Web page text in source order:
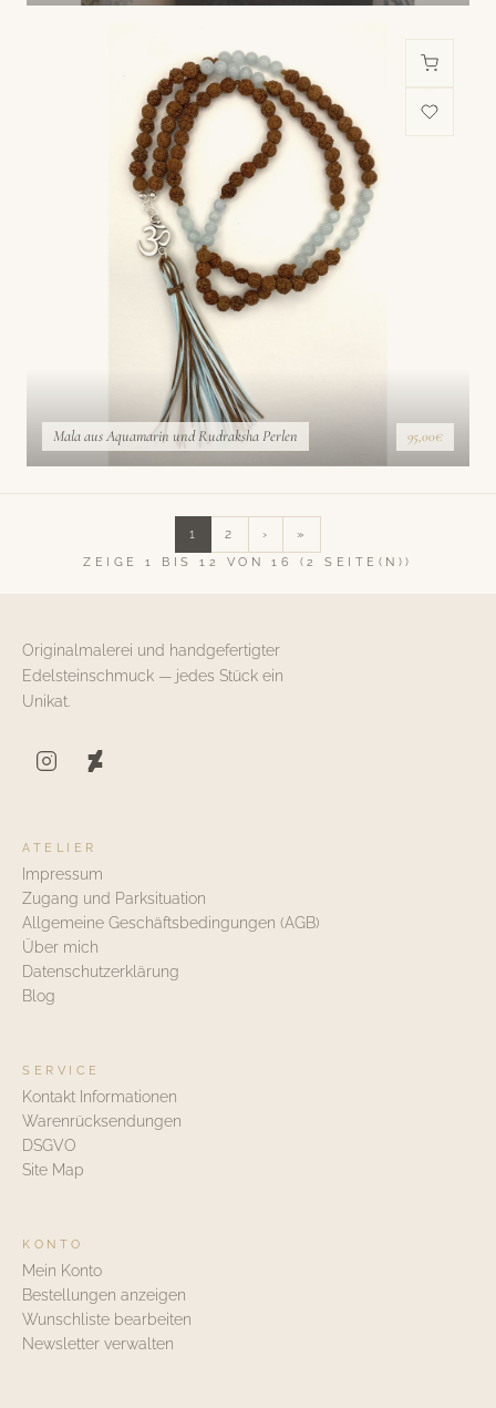
Mala aus Aquamarin und Rudraksha Perlen 95,00€
1 2 › »
ZEIGE 1 BIS 12 VON 16 (2 SEITE(N))
Originalmalerei und handgefertigter
Edelsteinschmuck — jedes Stück ein
Unikat.
ATELIER
Impressum
Zugang und Parksituation
Allgemeine Geschäftsbedingungen (AGB)
Über mich
Datenschutzerklärung
Blog
SERVICE
Kontakt Informationen
Warenrücksendungen
DSGVO
Site Map
KONTO
Mein Konto
Bestellungen anzeigen
Wunschliste bearbeiten
Newsletter verwalten